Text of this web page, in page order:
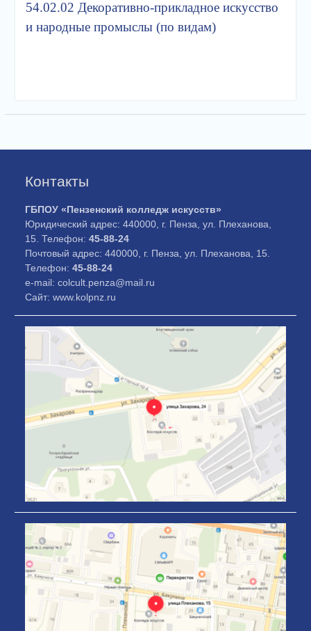
54.02.02 Декоративно-прикладное искусство
и народные промыслы (по видам)
Контакты
ГБПОУ «Пензенский колледж искусств»
Юридический адрес: 440000, г. Пенза, ул. Плеханова,
15. Телефон:45-88-24
Почтовый адрес: 440000, г. Пенза, ул. Плеханова, 15.
Телефон:45-88-24
e-mail: colcult.penza@mail.ru
Сайт: www.kolpnz.ru